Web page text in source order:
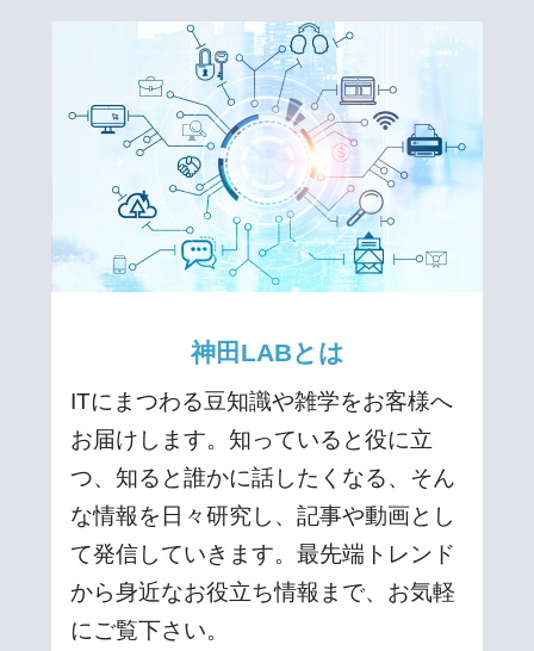
神田LABとは
ITにまつわる豆知識や雑学をお客様へ
お届けします。知っていると役に立
つ、知ると誰かに話したくなる、そん
な情報を日々研究し、記事や動画とし
て発信していきます。最先端トレンド
から身近なお役立ち情報まで、お気軽
にご覧下さい。